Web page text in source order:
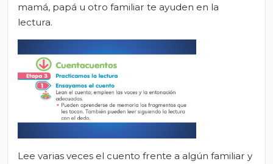
mamá, papá u otro familiar te ayuden en la
lectura.
Lee varias veces el cuento frente a algún familiar y